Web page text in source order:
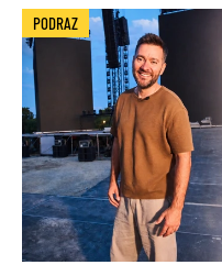
PODRAZ